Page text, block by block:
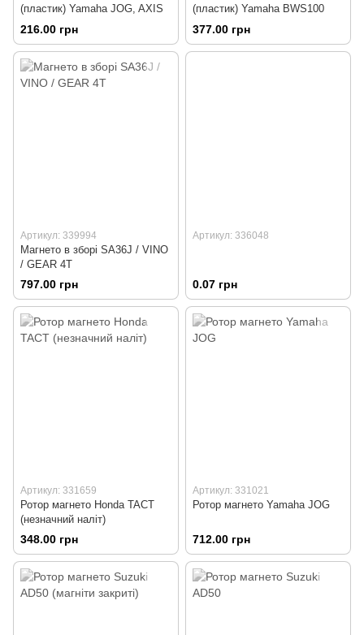
(пластик) Yamaha JOG, AXIS
216.00 грн
(пластик) Yamaha BWS100
377.00 грн
Артикул: 339994
Магнето в зборі SA36J / VINO
/ GEAR 4T
797.00 грн
Артикул: 336048
0.07 грн
Артикул: 331659
Ротор магнето Honda TACT
(незначний наліт)
348.00 грн
Артикул: 331021
Ротор магнето Yamaha JOG
712.00 грн